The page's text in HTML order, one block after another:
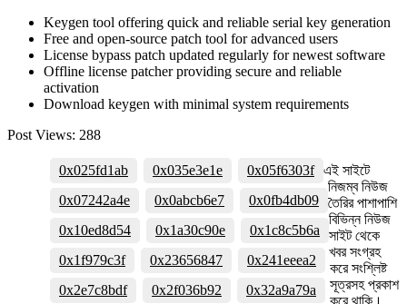
Keygen tool offering quick and reliable serial key generation
Free and open-source patch tool for advanced users
License bypass patch updated regularly for newest software
Offline license patcher providing secure and reliable
activation
Download keygen with minimal system requirements
Post Views: 288
0x025fd1ab 0x035e3e1e
0x05f6303f
0x07242a4e
0x0abcb6e7
0x0fb4db09
0x10ed8d54
0x1a30c90e
0x1c8c5b6a
0x1f979c3f
0x23656847
0x241eeea2
0x2e7c8bdf
0x2f036b92 0x32a9a79a
এই সাইটে
নিজম্ব নিউজ
তৈরির পাশাপাশি
বিভিন্ন নিউজ
সাইট থেকে
খবর সংগ্রহ
করে সংশ্লিষ্ট
সূত্রসহ প্রকাশ
করে থাকি।